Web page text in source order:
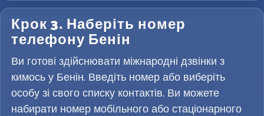
Крок 3. Наберіть номер
телефону Бенін
Ви готові здійснювати міжнародні дзвінки з
кимось у Бенін. Введіть номер або виберіть
особу зі свого списку контактів. Ви можете
набирати номер мобільного або стаціонарного